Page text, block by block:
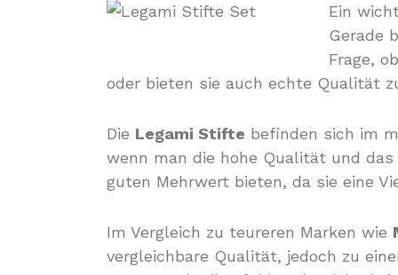
Ein
Gerade
Frage,
oder bieten sie auch echte Qualität
Die Legami Stifte befinden sich im
wenn man die hohe Qualität und
guten Mehrwert bieten, da sie eine
Im Vergleich zu teureren Marken wie
vergleichbare Qualität, jedoch zu